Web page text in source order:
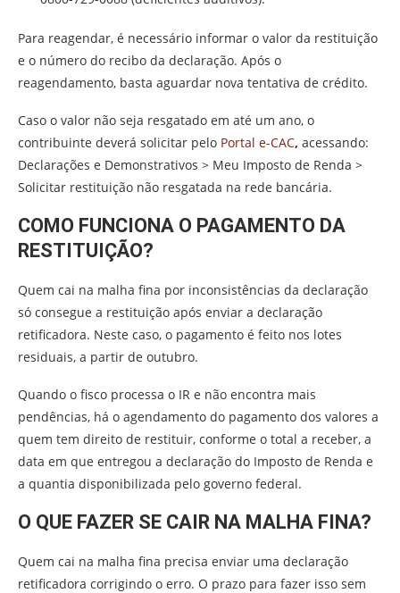
Para reagendar, é necessário informar o valor da restituição
e o número do recibo da declaração. Após o
reagendamento, basta aguardar nova tentativa de crédito.
Caso o valor não seja resgatado em até um ano, o
contribuinte deverá solicitar pelo Portal e-CAC, acessando:
Declarações e Demonstrativos > Meu Imposto de Renda >
Solicitar restituição não resgatada na rede bancária.
COMO FUNCIONA O PAGAMENTO DA
RESTITUIÇÃO?
Quem cai na malha fina por inconsistências da declaração
só consegue a restituição após enviar a declaração
retificadora. Neste caso, o pagamento é feito nos lotes
residuais, a partir de outubro.
Quando o fisco processa o IR e não encontra mais
pendências, há o agendamento do pagamento dos valores a
quem tem direito de restituir, conforme o total a receber, a
data em que entregou a declaração do Imposto de Renda e
a quantia disponibilizada pelo governo federal.
O QUE FAZER SE CAIR NA MALHA FINA?
Quem cai na malha fina precisa enviar uma declaração
retificadora corrigindo o erro. O prazo para fazer isso sem